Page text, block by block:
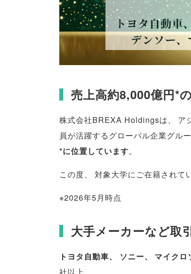
売上高約8,000億円*
株式会社BREXA Holdingsは、 ア
員が活躍するグローバル企業グル
*に位置しています。
この度、 対象大学にご在籍されて
※2026年5月時点
大手メーカーなど取
トヨタ自動車、 ソニー、 マイクロ